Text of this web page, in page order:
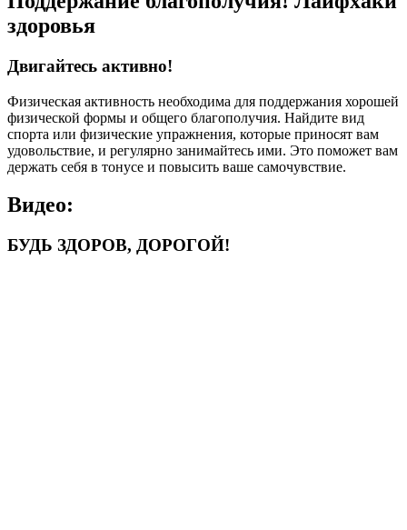
здоровья
Двигайтесь активно!
Физическая активность необходима для поддержания хорошей
физической формы и общего благополучия. Найдите вид
спорта или физические упражнения, которые приносят вам
удовольствие, и регулярно занимайтесь ими. Это поможет вам
держать себя в тонусе и повысить ваше самочувствие.
Видео:
БУДЬ ЗДОРОВ, ДОРОГОЙ!